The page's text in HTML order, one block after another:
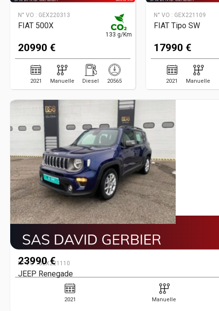
N° VO : GEX220313
FIAT 500X
133 g/Km
20990 €
2021 Manuelle Diesel 20565
N° VO : GEX221109
FIAT Tipo SW
17990 €
2021 Manuelle
N° VO :GEX221110
JEEP Renegade
23990 €
2021 Manuelle